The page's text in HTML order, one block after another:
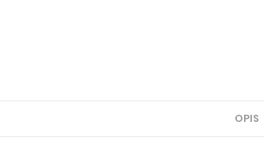
OPIS